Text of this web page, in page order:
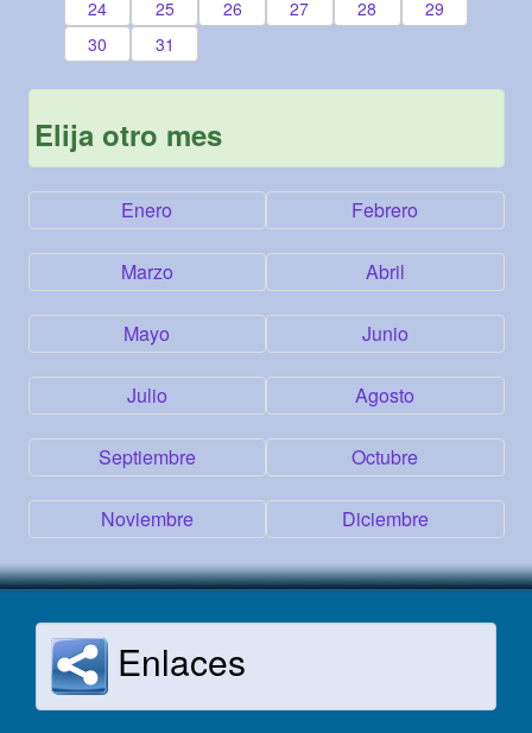
24
25 26 27 28
29
30
31
Elija otro mes
Enero Febrero
Marzo Abril
Mayo Junio
Julio Agosto
Septiembre Octubre
Noviembre Diciembre
Enlaces